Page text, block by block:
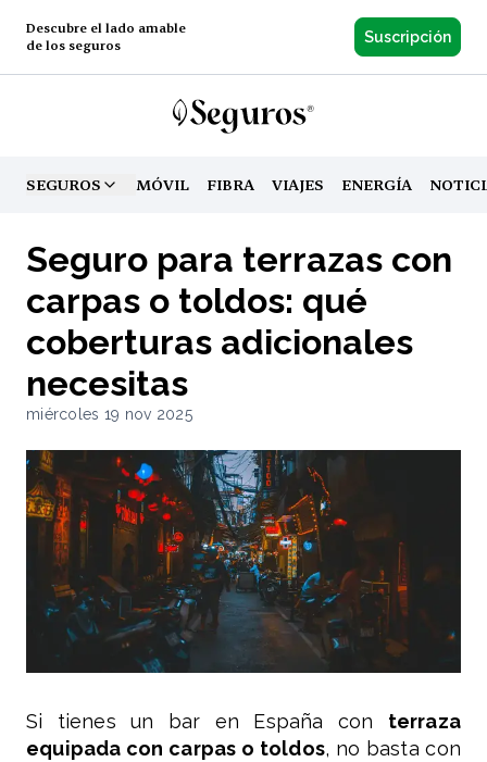
Descubre el lado amable
de los seguros
Suscripción
SEGUROS
TOGGLE MENUMÓVIL FIBRA VIAJES ENERGÍA
Seguro para terrazas con
carpas o toldos: qué
coberturas adicionales
necesitas
miércoles 19 nov 2025
Si tienes un bar en España con terraza
equipada con carpas o toldos, no basta con